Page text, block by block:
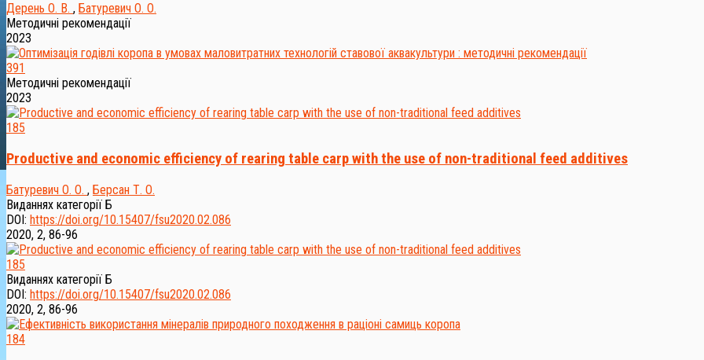
Дерень О. В. , Батуревич О. О.
Методичні рекомендації
2023
391
Методичні рекомендації
2023
185
Productive and economic efficiency of rearing table carp with the use of non-traditional feed additives
Батуревич О. О. , Берсан Т. О.
Виданнях категорії Б
DOI: https://doi.org/10.15407/fsu2020.02.086
2020, 2, 86-96
185
Виданнях категорії Б
DOI: https://doi.org/10.15407/fsu2020.02.086
2020, 2, 86-96
184